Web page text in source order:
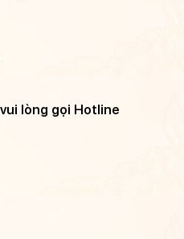
lòng gọi Hotline